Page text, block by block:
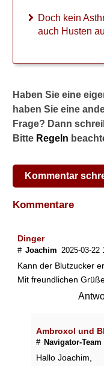
Doch kein
auch Husten
Haben Sie eine
haben Sie eine
Frage? Dann
Bitte Regeln
Kommentar
Kommentare
Dinger
# Joachim 2025-03-22
Kann der Blutzucker
Mit freundlichen
Ambroxol und
# Navigator-Team
Hallo Joachim,